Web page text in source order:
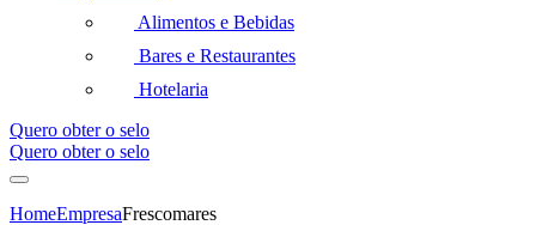
Alimentos e Bebidas
Bares e Restaurantes
Hotelaria
Quero obter o selo
Quero obter o selo
HomeEmpresaFrescomares